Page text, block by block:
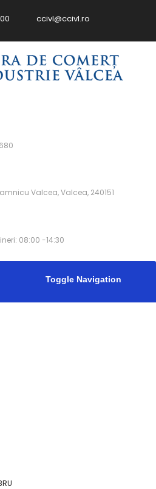
ccivl@ccivl.ro
Valcea, Valcea, 240151
08:00 -14:30
Toggle Navigation
pentru